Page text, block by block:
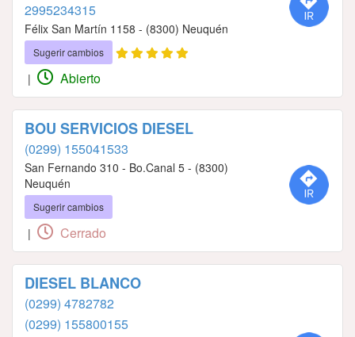
2995234315
Félix San Martín 1158 - (8300) Neuquén
Sugerir cambios
| Abierto
BOU SERVICIOS DIESEL
(0299) 155041533
San Fernando 310 - Bo.Canal 5 - (8300)
Neuquén
Sugerir cambios
| Cerrado
DIESEL BLANCO
(0299) 4782782
(0299) 155800155